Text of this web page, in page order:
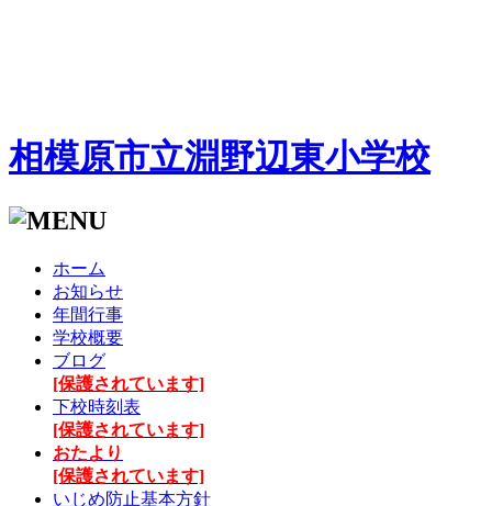
相模原市立淵野辺東小学校
ホーム
お知らせ
年間行事
学校概要
ブログ
[保護されています]
下校時刻表
[保護されています]
おたより
[保護されています]
いじめ防止基本方針